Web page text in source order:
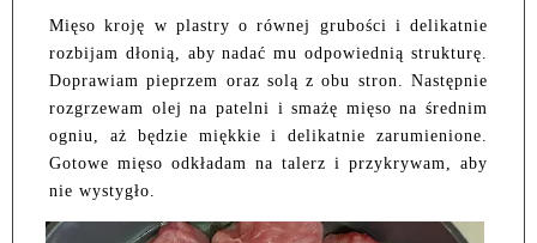
Mięso kroję w plastry o równej grubości i delikatnie
rozbijam dłonią, aby nadać mu odpowiednią strukturę.
Doprawiam pieprzem oraz solą z obu stron. Następnie
rozgrzewam olej na patelni i smażę mięso na średnim
ogniu, aż będzie miękkie i delikatnie zarumienione.
Gotowe mięso odkładam na talerz i przykrywam, aby
nie wystygło.